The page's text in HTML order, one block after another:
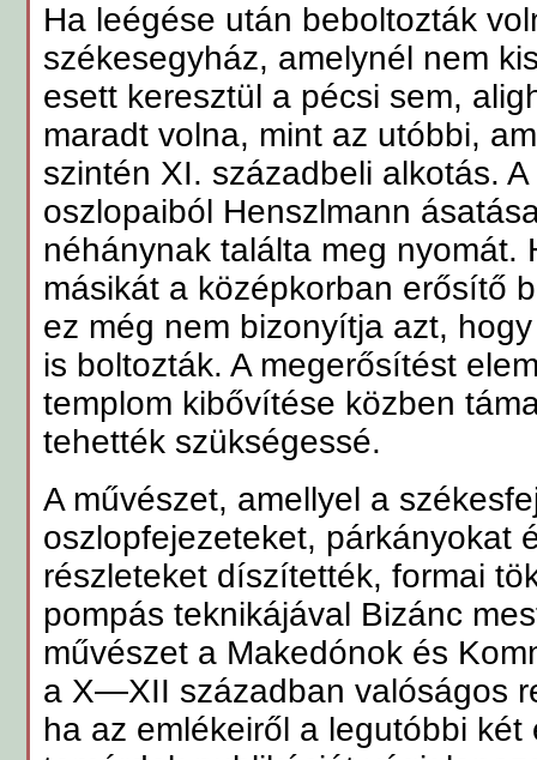
Ha leégése után beboltozták
székesegyház, amelynél nem
esett keresztül a pécsi sem,
maradt volna, mint az utóbbi,
szintén XI. századbeli alkotás.
oszlopaiból Henszlmann
néhánynak találta meg nyomát.
másikát a középkorban erősítő
ez még nem bizonyítja azt,
is boltozták. A megerősítést
templom kibővítése közben
tehették szükségessé.
A művészet, amellyel a
oszlopfejezeteket, párkányokat
részleteket díszítették, formai
pompás teknikájával Bizánc
művészet a Makedónok és
a X—XII században valóságos
ha az emlékeiről a legutóbbi